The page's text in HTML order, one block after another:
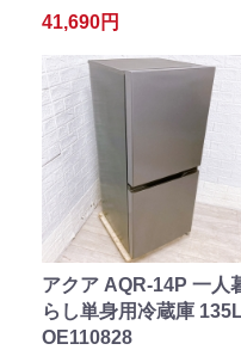
41,690円
アクア AQR-14P 一人
らし単身用冷蔵庫
OE110828